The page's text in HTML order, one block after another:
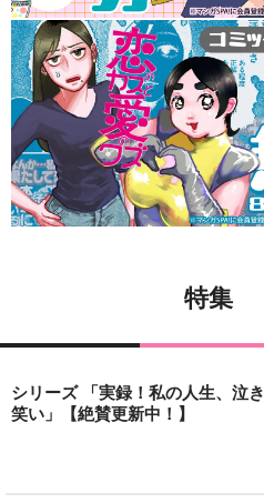
特集
シリーズ 「実録！私の人生、泣き
笑い」【絶賛更新中！】